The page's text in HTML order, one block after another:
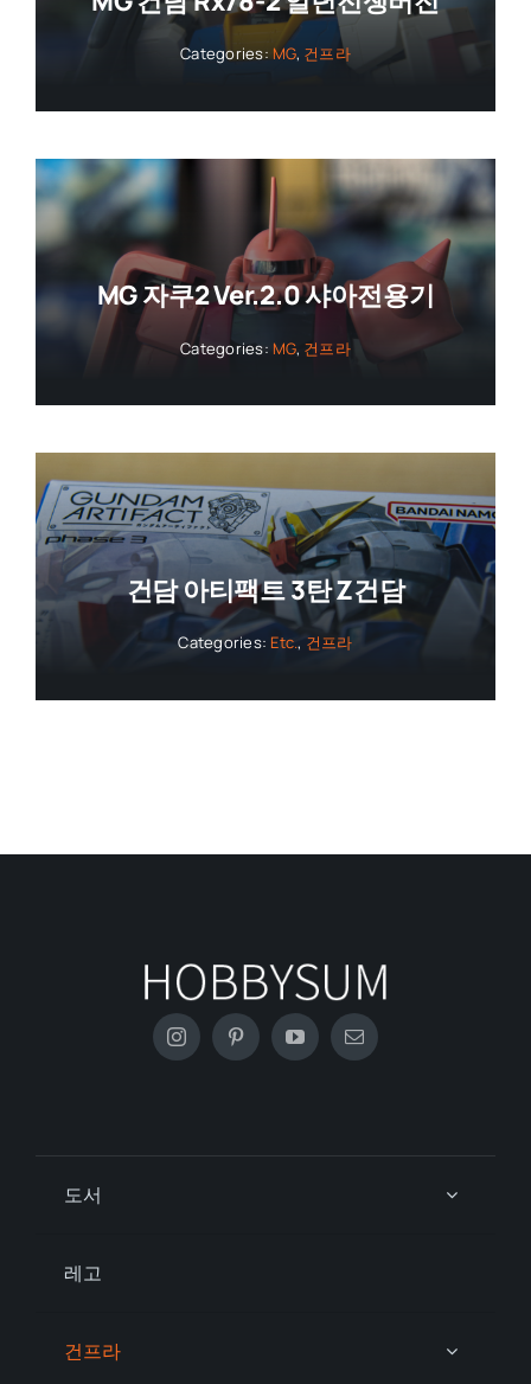
Categories: MG, 건프라
MG 자쿠2 Ver.2.0 샤아전용기
Categories:MG, 건프라
건담 아티팩트 3탄 Z건담
Categories: Etc., 건프라
도서
레고
건프라